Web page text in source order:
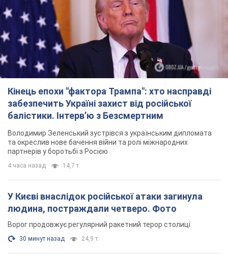
Кінець епохи "фактора Трампа": хто насправді
забезпечить Україні захист від російської
балістики. Інтерв’ю з Безсмертним
Володимир Зеленський зустрівся з українським дипломата
та окреслив нове бачення війни та ролі міжнародних
партнерів у боротьбі з Росією
4 часа назад 14,7 т.
У Києві внаслідок російської атаки загинула
людина, постраждали четверо. Фото
Ворог продовжує регулярний ракетний терор столиці
30 минут назад 24,9 т.